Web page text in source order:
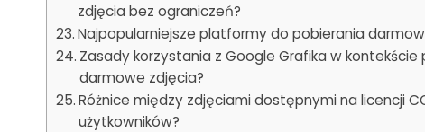
zdjęcia bez ograniczeń?
Najpopularniejsze platformy do pobierania
Zasady korzystania z Google Grafika w
darmowe zdjęcia?
Różnice między zdjęciami dostępnymi na licencji
użytkowników?